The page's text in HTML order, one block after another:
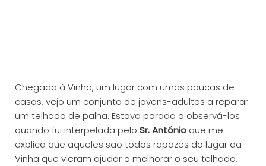
Chegada à Vinha, um lugar com umas poucas de
casas, vejo um conjunto de jovens-adultos a reparar
um telhado de palha. Estava parada a observá-los
quando fui interpelada pelo Sr. António que me
explica que aqueles são todos rapazes do lugar da
Vinha que vieram ajudar a melhorar o seu telhado,